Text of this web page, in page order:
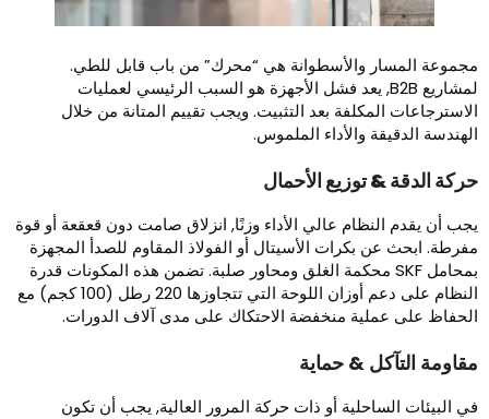
المسار والأسطوانة هي “محرك” من باب قابل للطي.
لمشاريع B2B, يعد فشل الأجهزة هو السبب الرئيسي لعمليات
المكلفة بعد التثبيت. ويجب تقييم المتانة من خلال
الدقيقة والأداء الملموس.
الدقة & توزيع الأحمال
أن يقدم النظام عالي الأداء وزنًا, انزلاق صامت دون قعقعة أو قوة
ابحث عن بكرات الأسيتال أو الفولاذ المقاوم للصدأ المجهزة
بمحامل SKF محكمة الغلق ومحاور صلبة. تضمن هذه المكونات قدرة
النظام على دعم أوزان اللوحة التي تتجاوزها 220 رطل (100 كجم) مع
على عملية منخفضة الاحتكاك على مدى آلاف الدورات.
التآكل & حماية
البيئات الساحلية أو ذات حركة المرور العالية, يجب أن تكون